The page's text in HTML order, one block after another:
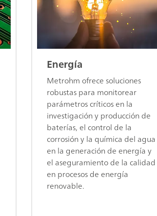
Energía
Metrohm ofrece soluciones
robustas para monitorear
parámetros críticos en la
investigación y producción de
baterías, el control de la
corrosión y la química del agua
en la generación de energía y
el aseguramiento de la calidad
en procesos de energía
renovable.